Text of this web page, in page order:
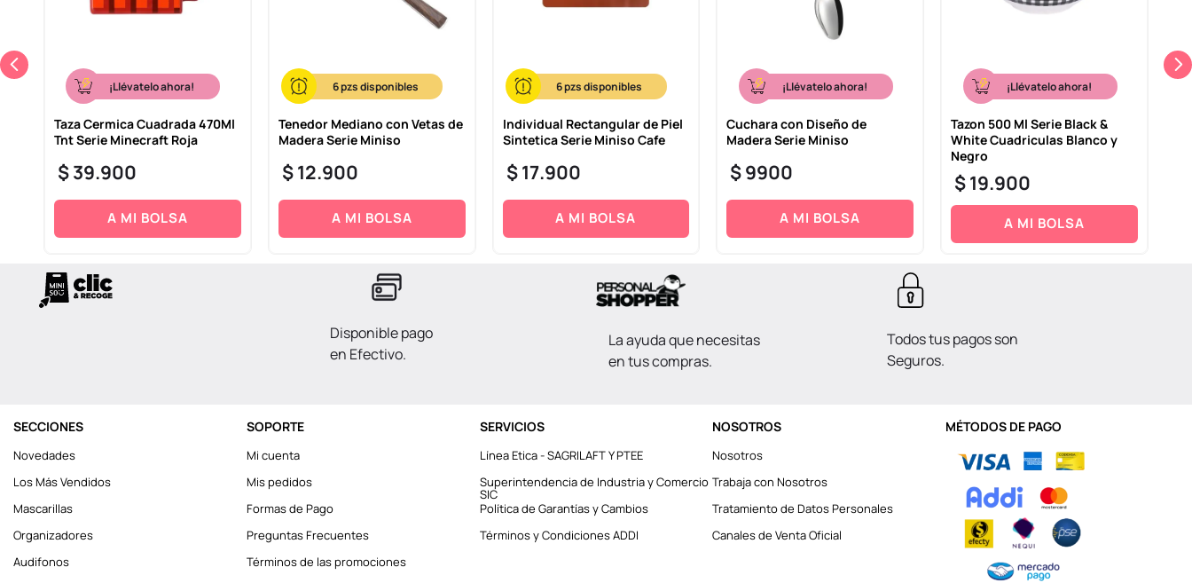
¡Llévatelo ahora!
Taza Cermica Cuadrada 470Ml
Tnt Serie Minecraft Roja
$39.900
A MI BOLSA
6
Tenedor Mediano con Vetas de
Madera Serie Miniso
$12.900
A MI BOLSA
6
Individual Rectangular de Piel
Sintetica Serie Miniso Cafe
$17.900
A MI BOLSA
¡Llévatelo ahora!
Cuchara con Diseño de
Madera Serie Miniso
$9900
A MI BOLSA
¡Llévatelo ahora!
Tazon 500 Ml Serie Black &
White Cuadriculas Blanco y
Negro
$19.900
A MI BOLSA
Disponible pago
en Efectivo.
La ayuda que necesitas
en tus compras.
Todos tus pagos son
Seguros.
SECCIONES
Novedades
Los Más Vendidos
Mascarillas
Organizadores
Audifonos
SOPORTE
Mi cuenta
Mis pedidos
Formas de Pago
Preguntas Frecuentes
Términos de las promociones
SERVICIOS
Línea Etica - SAGRILAFT Y PTEE
Superintendencia de Industria y Comercio
SIC
Política de Garantías y Cambios
Términos y Condiciones ADDI
NOSOTROS
Nosotros
Trabaja con Nosotros
Tratamiento de Datos Personales
Canales de Venta Oficial
MÉTODOS DE PAGO